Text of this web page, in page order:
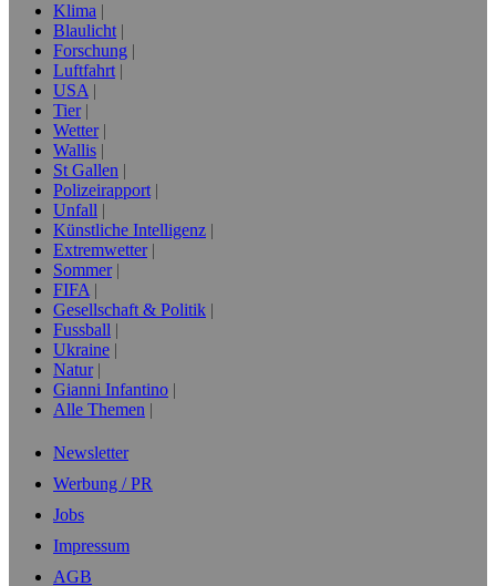
Klima
Blaulicht
Forschung
Luftfahrt
USA
Tier
Wetter
Wallis
St Gallen
Polizeirapport
Unfall
Künstliche Intelligenz
Extremwetter
Sommer
FIFA
Gesellschaft & Politik
Fussball
Ukraine
Natur
Gianni Infantino
Alle Themen
Newsletter
Werbung / PR
Jobs
Impressum
AGB